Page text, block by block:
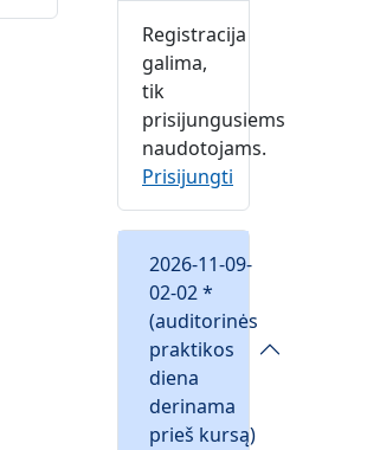
Registracija
galima,
tik
prisijungusiems
naudotojams.
Prisijungti
2026-11-09-
02-02 *
(auditorinės
praktikos
diena
derinama
prieš kursą)